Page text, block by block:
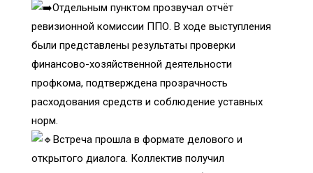
Отдельным пунктом прозвучал отчёт
ревизионной комиссии ППО. В ходе выступления
были представлены результаты проверки
финансово-хозяйственной деятельности
профкома, подтверждена прозрачность
расходования средств и соблюдение уставных
норм.
Встреча прошла в формате делового и
открытого диалога. Коллектив получил